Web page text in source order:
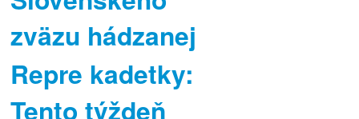
zväzu hádzanej
Repre kadetky:
Tento týždeň